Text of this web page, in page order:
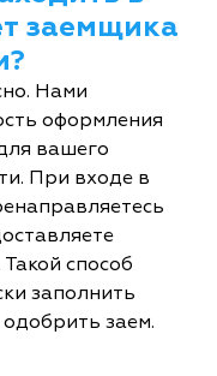
заемщика
Нами
оформления
вашего
При входе в
способ
заполнить
заем.